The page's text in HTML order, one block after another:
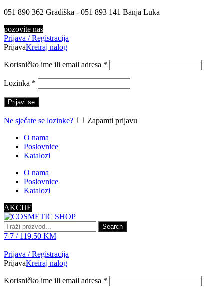
051 890 362 Gradiška - 051 893 141 Banja Luka
pozovite nas
Prijava / Registracija
PrijavaKreiraj nalog
Korisničko ime ili email adresa *
Lozinka *
Prijavi se
Ne sjećate se lozinke?
Zapamti prijavu
O nama
Poslovnice
Katalozi
O nama
Poslovnice
Katalozi
AKCIJE
Search
7 7 / 119.50 KM
Prijava / Registracija
PrijavaKreiraj nalog
Korisničko ime ili email adresa *